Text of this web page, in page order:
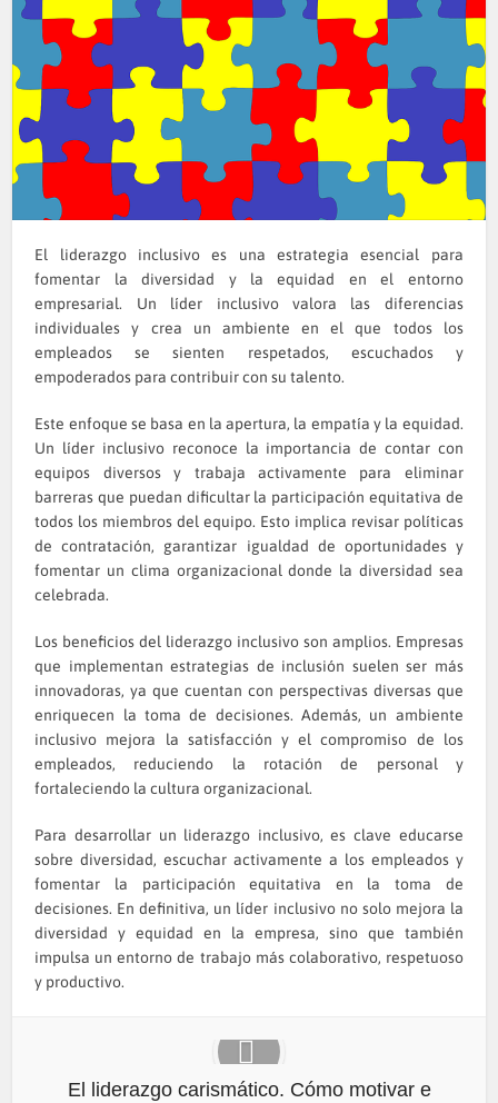
El liderazgo inclusivo es una estrategia esencial para
fomentar la diversidad y la equidad en el entorno
empresarial. Un líder inclusivo valora las diferencias
individuales y crea un ambiente en el que todos los
empleados se sienten respetados, escuchados y
empoderados para contribuir con su talento.
Este enfoque se basa en la apertura, la empatía y la equidad.
Un líder inclusivo reconoce la importancia de contar con
equipos diversos y trabaja activamente para eliminar
barreras que puedan dificultar la participación equitativa de
todos los miembros del equipo. Esto implica revisar políticas
de contratación, garantizar igualdad de oportunidades y
fomentar un clima organizacional donde la diversidad sea
celebrada.
Los beneficios del liderazgo inclusivo son amplios. Empresas
que implementan estrategias de inclusión suelen ser más
innovadoras, ya que cuentan con perspectivas diversas que
enriquecen la toma de decisiones. Además, un ambiente
inclusivo mejora la satisfacción y el compromiso de los
empleados, reduciendo la rotación de personal y
fortaleciendo la cultura organizacional.
Para desarrollar un liderazgo inclusivo, es clave educarse
sobre diversidad, escuchar activamente a los empleados y
fomentar la participación equitativa en la toma de
decisiones. En definitiva, un líder inclusivo no solo mejora la
diversidad y equidad en la empresa, sino que también
impulsa un entorno de trabajo más colaborativo, respetuoso
y productivo.
El liderazgo carismático. Cómo motivar e